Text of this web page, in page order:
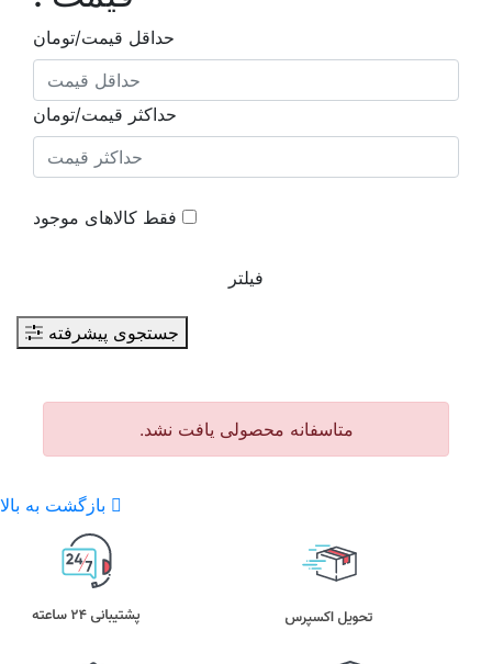
حداقل قیمت/تومان
حداکثر قیمت/تومان
فقط کالاهای موجود
فیلتر
جستجوی پیشرفته
متاسفانه محصولی یافت نشد.
بازگشت به بالا